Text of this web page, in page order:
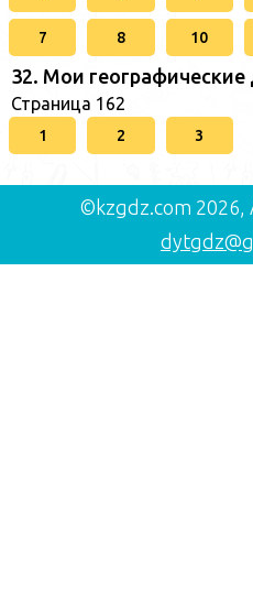
7 8 10
32. Мои
Страница 162
1 2 3
©kzgdz.com 2026,